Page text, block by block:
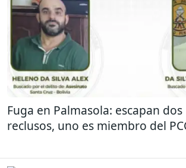
Fuga en Palmasola: escapan
reclusos, uno es miembro del